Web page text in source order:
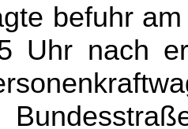
befuhr
Uhr nach